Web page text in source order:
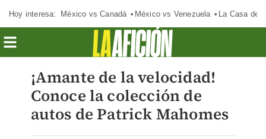
Hoy interesa: México vs Canadá México vs Venezuela La Casa de
¡Amante de la velocidad!
Conoce la colección de
autos de Patrick Mahomes